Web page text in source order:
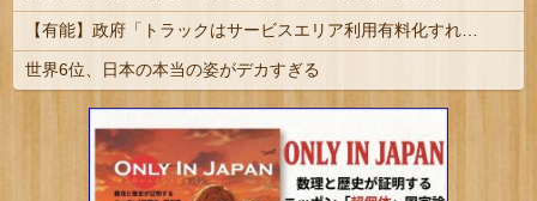
世界6位、日本の本当の姿がデカすぎる